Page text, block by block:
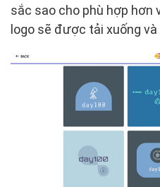
sắc sao cho phù hợp hơn
logo sẽ được tải xuống